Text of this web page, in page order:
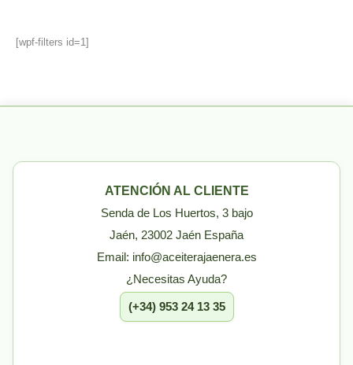
[wpf-filters id=1]
ATENCIÓN AL CLIENTE
Senda de Los Huertos, 3 bajo
Jaén, 23002 Jaén España
Email: info@aceiterajaenera.es
¿Necesitas Ayuda?
(+34) 953 24 13 35